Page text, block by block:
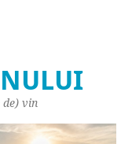
de) vin